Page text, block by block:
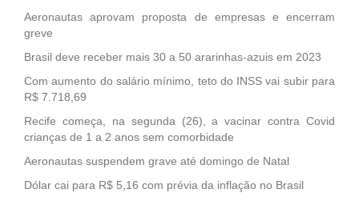
Aeronautas aprovam proposta de empresas e encerram
greve
Brasil deve receber mais 30 a 50 ararinhas-azuis em 2023
Com aumento do salário mínimo, teto do INSS vai subir para
R$ 7.718,69
Recife começa, na segunda (26), a vacinar contra Covid
crianças de 1 a 2 anos sem comorbidade
Aeronautas suspendem grave até domingo de Natal
Dólar cai para R$ 5,16 com prévia da inflação no Brasil